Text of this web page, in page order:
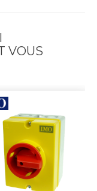
VOUS